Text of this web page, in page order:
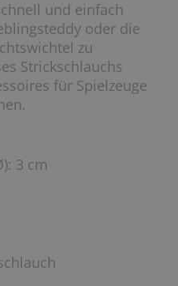
und einfach
oder die
zu
Strickschlauchs
für Spielzeuge
3 cm